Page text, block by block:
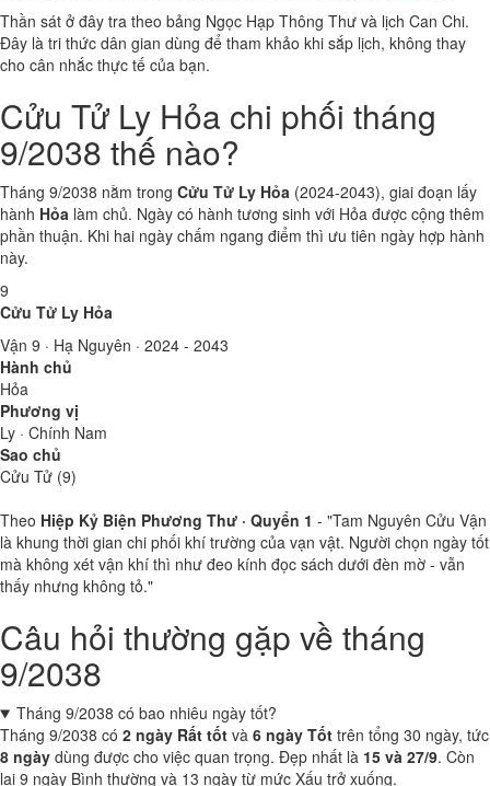
Thần sát ở đây tra theo bảng Ngọc Hạp Thông Thư và lịch Can Chi.
Đây là tri thức dân gian dùng để tham khảo khi sắp lịch, không thay
cho cân nhắc thực tế của bạn.
Cửu Tử Ly Hỏa chi phối tháng
9/2038 thế nào?
Tháng 9/2038 nằm trong Cửu Tử Ly Hỏa (2024-2043), giai đoạn lấy
hành Hỏa làm chủ. Ngày có hành tương sinh với Hỏa được cộng thêm
phần thuận. Khi hai ngày chấm ngang điểm thì ưu tiên ngày hợp hành
này.
9
Cửu Tử Ly Hỏa
Vận 9 · Hạ Nguyên · 2024 - 2043
Hành chủ
Hỏa
Phương vị
Ly · Chính Nam
Sao chủ
Cửu Tử (9)
Theo Hiệp Kỷ Biện Phương Thư · Quyển 1 - "Tam Nguyên Cửu Vận
là khung thời gian chi phối khí trường của vạn vật. Người chọn ngày tốt
mà không xét vận khí thì như đeo kính đọc sách dưới đèn mờ - vẫn
thấy nhưng không tỏ."
Câu hỏi thường gặp về tháng
9/2038
Tháng 9/2038 có bao nhiêu ngày tốt?
Tháng 9/2038 có 2 ngày Rất tốt và 6 ngày Tốt trên tổng 30 ngày, tức
8 ngày dùng được cho việc quan trọng. Đẹp nhất là 15 và 27/9. Còn
lại 9 ngày Bình thường và 13 ngày từ mức Xấu trở xuống.